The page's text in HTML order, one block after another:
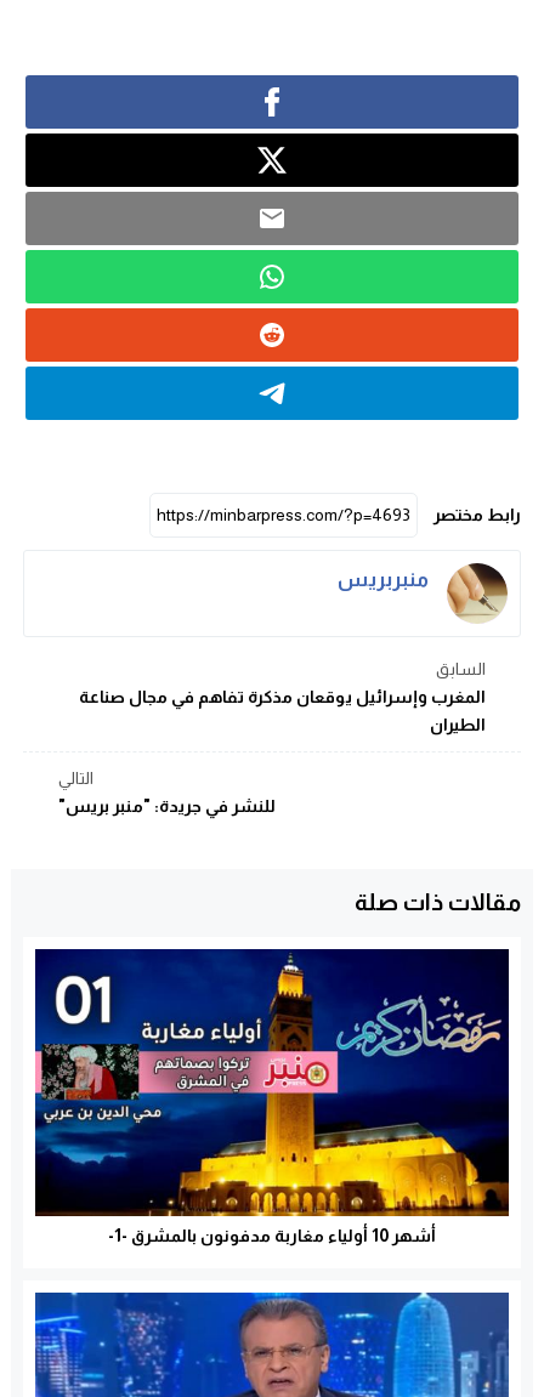
رابط مختصر
منبربريس
السابق
المغرب وإسرائيل يوقعان مذكرة تفاهم في مجال صناعة
الطيران
التالي
للنشر في جريدة: "منبر بريس"
مقالات ذات صلة
أشهر 10 أولياء مغاربة مدفونون بالمشرق -1-